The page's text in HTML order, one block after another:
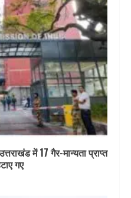
में 17 गैर-मान्यता प्राप्त
गए